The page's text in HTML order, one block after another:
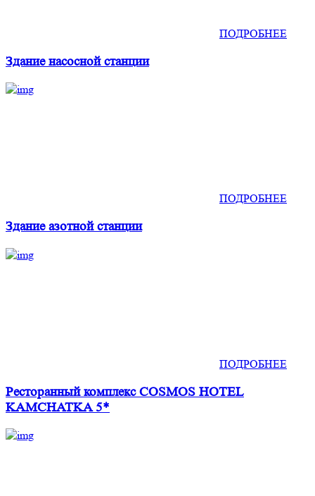
ПОДРОБНЕЕ
Здание насосной станции
ПОДРОБНЕЕ
Здание азотной станции
ПОДРОБНЕЕ
Ресторанный комплекс COSMOS HOTEL
KAMCHATKA 5*